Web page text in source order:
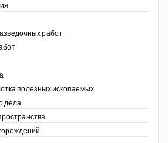
работ
полезных ископаемых
дела